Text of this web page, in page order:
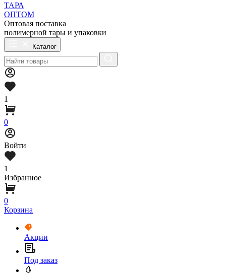
ТАРА
ОПТОМ
Оптовая поставка
полимерной тары и упаковки
Каталог
1
0
Войти
1
Избранное
0
Корзина
Акции
Под заказ